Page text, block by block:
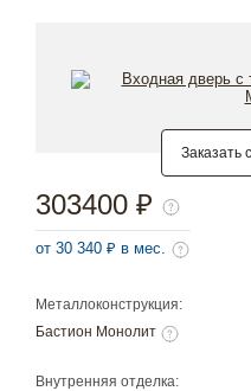
Заказать
Металлоконструкция:
Бастион Монолит
Внутренняя отделка:
303400 ₽
от 30 340 ₽ в мес.